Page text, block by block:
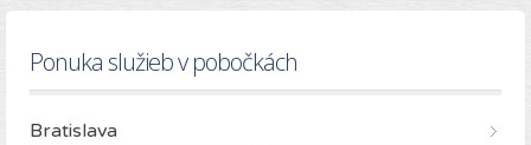
Ponuka služieb v pobočkách
Bratislava